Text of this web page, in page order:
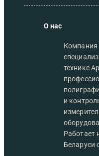
О нас
Компания
технике
и
Работает
Беларуси